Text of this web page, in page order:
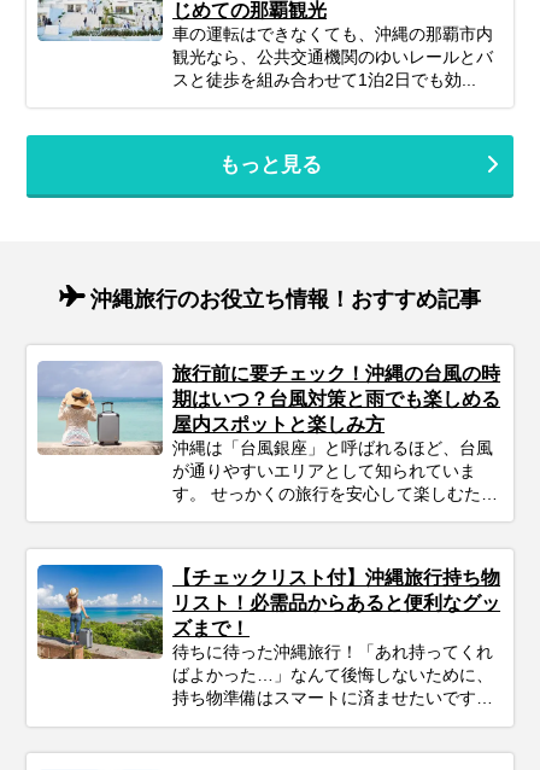
じめての那覇観光
車の運転はできなくても、沖縄の那覇市内
観光なら、公共交通機関のゆいレールとバ
スと徒歩を組み合わせて1泊2日でも効...
もっと見る
沖縄旅行のお役立ち情報！おすすめ記事
旅行前に要チェック！沖縄の台風の時
期はいつ？台風対策と雨でも楽しめる
屋内スポットと楽しみ方
沖縄は「台風銀座」と呼ばれるほど、台風
が通りやすいエリアとして知られていま
す。 せっかくの旅行を安心して楽しむため
【チェックリスト付】沖縄旅行持ち物
リスト！必需品からあると便利なグッ
ズまで！
待ちに待った沖縄旅行！「あれ持ってくれ
ばよかった…」なんて後悔しないために、
持ち物準備はスマートに済ませたいですよ